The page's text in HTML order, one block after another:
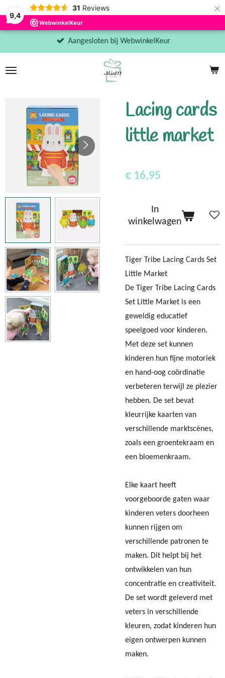
9,4
31 Reviews ×
Aangesloten bij WebwinkelKeur
Lacing cards
little market
€ 16,95
In
winkelwagen
Tiger Tribe Lacing Cards Set
Little Market
De Tiger Tribe Lacing Cards
Set Little Market is een
geweldig educatief
speelgoed voor kinderen.
Met deze set kunnen
kinderen hun fijne motoriek
en hand-oog coördinatie
verbeteren terwijl ze plezier
hebben. De set bevat
kleurrijke kaarten van
verschillende marktscènes,
zoals een groentekraam en
een bloemenkraam.
Elke kaart heeft
voorgeboorde gaten waar
kinderen veters doorheen
kunnen rijgen om
verschillende patronen te
maken. Dit helpt bij het
ontwikkelen van hun
concentratie en creativiteit.
De set wordt geleverd met
veters in verschillende
kleuren, zodat kinderen hun
eigen ontwerpen kunnen
maken.